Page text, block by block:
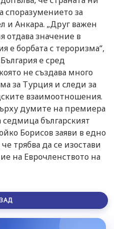
споразумението за
и Анкара. „Друг важен
отдава значение в
е борбата с тероризма“,
е сред
не създава много
за Турция и следи за
взаимоотношения.
думите на премиера
българският
Борисов заяви в едно
трябва да се изостави
на Еврочленството на